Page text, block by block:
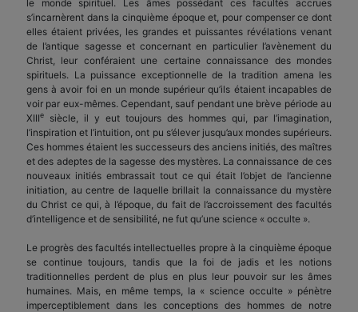
le monde spirituel. Les âmes possédant ces facultés accrues
s’incarnèrent dans la cinquième époque et, pour compenser ce dont
elles étaient privées, les grandes et puissantes révélations venant
de l’antique sagesse et concernant en particulier l’avènement du
Christ, leur conféraient une certaine connaissance des mondes
spirituels. La puissance exceptionnelle de la tradition amena les
gens à avoir foi en un monde supérieur qu’ils étaient incapables de
voir par eux-mêmes. Cependant, sauf pendant une brève période au
XIIIe
siècle, il y eut toujours des hommes qui, par l’imagination,
l’inspiration et l’intuition, ont pu s’élever jusqu’aux mondes supérieurs.
Ces hommes étaient les successeurs des anciens initiés, des maîtres
et des adeptes de la sagesse des mystères. La connaissance de ces
nouveaux initiés embrassait tout ce qui était l’objet de l’ancienne
initiation, au centre de laquelle brillait la connaissance du mystère
du Christ ce qui, à l’époque, du fait de l’accroissement des facultés
d’intelligence et de sensibilité, ne fut qu’une science « occulte ».
Le progrès des facultés intellectuelles propre à la cinquième époque
se continue toujours, tandis que la foi de jadis et les notions
traditionnelles perdent de plus en plus leur pouvoir sur les âmes
humaines. Mais, en même temps, la « science occulte » pénètre
imperceptiblement dans les conceptions des hommes de notre